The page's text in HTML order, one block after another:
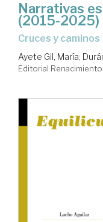
Narrativas
(2015-2025)
cruces y caminos
Ayete Gil, María;
Editorial